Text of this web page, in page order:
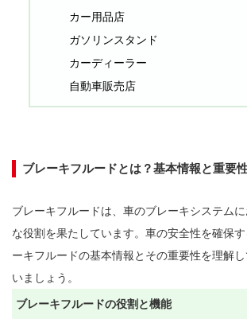
カー用品店
ガソリンスタンド
カーディーラー
自動車販売店
ブレーキフルードとは？基本情報と重要
ブレーキフルードは、車のブレーキシステム
な役割を果たしています。車の安全性を確保
ーキフルードの基本情報とその重要性を理解
ブレーキフルードの役割と機能